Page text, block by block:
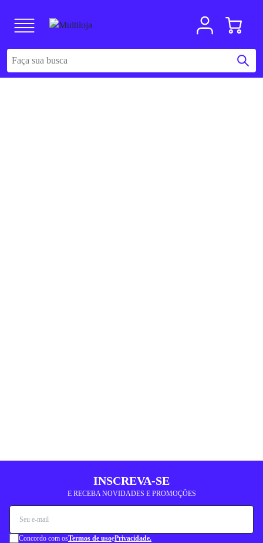
INSCREVA-SE
E RECEBA NOVIDADES E PROMOÇÕES
Concordo com osTermos de usoePrivacidade.